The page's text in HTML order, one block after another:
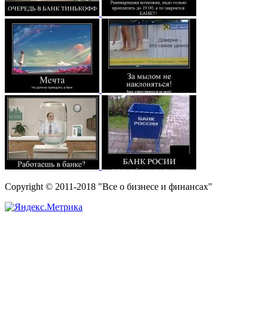
Copyright © 2011-2018 "Все о бизнесе и финансах"